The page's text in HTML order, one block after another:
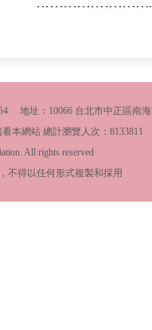
地址：10066 台北市中正區南
本網站 總計瀏覽人次： 8133811
All rights reserved
不得以任何形式複製和採用